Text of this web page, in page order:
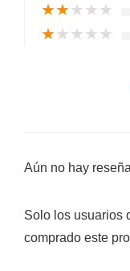
★★★★★
★★★★★
Aún no hay
Solo los usuarios
comprado este